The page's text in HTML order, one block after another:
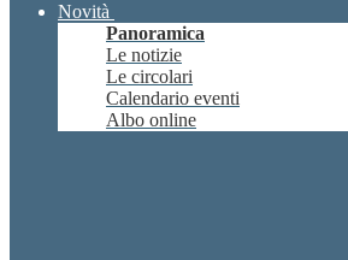
Novità
Panoramica
Le notizie
Le circolari
Calendario eventi
Albo online